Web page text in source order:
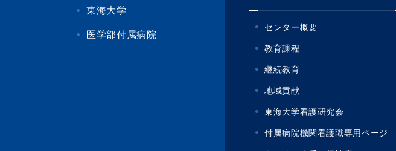
東海大学
医学部付属病院
センター概要
教育課程
継続教育
地域貢献
東海大学看護研究会
付属病院機関看護職専用ページ